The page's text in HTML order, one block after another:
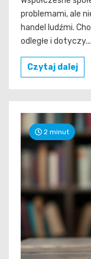
problemami, ale
handel ludźmi.
odległe i dotyczy...
Czytaj dalej
2 minut